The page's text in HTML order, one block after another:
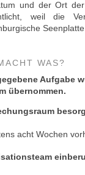
und der Ort
weil die
WAS?
Aufgabe
übernommen.
acht Wochen